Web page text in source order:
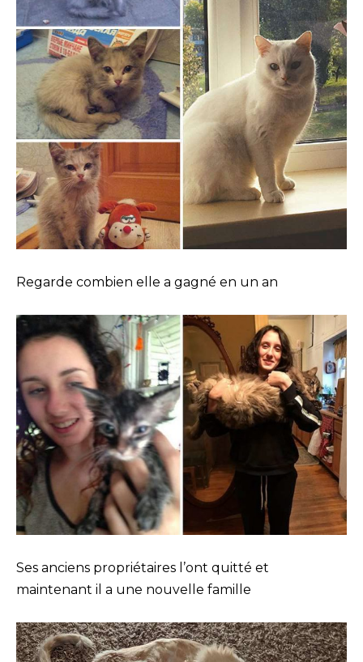
Regarde combien elle a gagné en un an
Ses anciens propriétaires l’ont quitté et
maintenant il a une nouvelle famille